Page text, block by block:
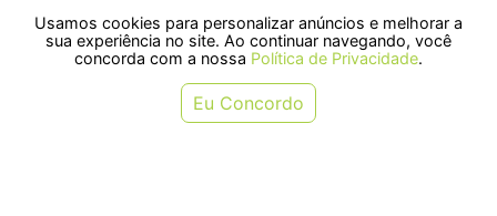
Usamos cookies para personalizar anúncios e melhorar a
sua experiência no site. Ao continuar navegando, você
concorda com a nossa Política de Privacidade.
Eu Concordo
SELOS
Rua Pre. Frederico Hardt, 119 - Centro, Indaial - SC, 89080-018